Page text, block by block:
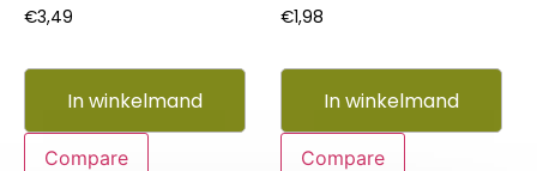
€3,49
In winkelmand
Compare
€1,98
In winkelmand
Compare